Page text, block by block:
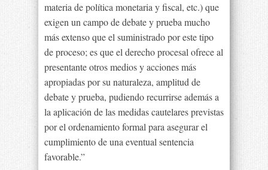
materia de política monetaria y fiscal, etc.) que
exigen un campo de debate y prueba mucho
más extenso que el suministrado por este tipo
de proceso; es que el derecho procesal ofrece al
presentante otros medios y acciones más
apropiadas por su naturaleza, amplitud de
debate y prueba, pudiendo recurrirse además a
la aplicación de las medidas cautelares previstas
por el ordenamiento formal para asegurar el
cumplimiento de una eventual sentencia
favorable.”